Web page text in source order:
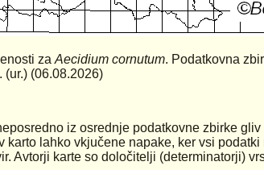
za Aecidium cornutum. Podatkovna
(ur.) (06.08.2026)
iz osrednje podatkovne zbirke
karto lahko vkjučene napake, ker vsi
Avtorji karte so določitelji (determinatorji)